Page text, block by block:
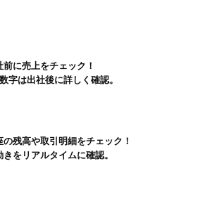
前に売上をチェック！
字は出社後に詳しく確認。
残高や取引明細をチェック！
きをリアルタイムに確認。